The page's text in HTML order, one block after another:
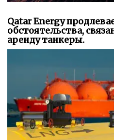
Qatar Energy
обстоятельства,
аренду танкеры.